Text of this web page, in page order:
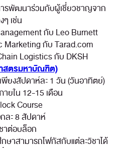
รพัฒนาร่วมกับผู้เชี่ยวชาญจาก
เช่น
กับ Leo Burnett
Marketing กับ Tarad.com
Logistics กับ DKSH
สตรมหาบัณฑิต)
พียงสัปดาห์ละ 1 วัน (วันอาทิตย์)
ยใน 12-15 เดือน
Course
ละ 8 สัปดาห์
าต่อบล็อก
ษาสามารถโฟกัสกับแต่ละวิชาได้